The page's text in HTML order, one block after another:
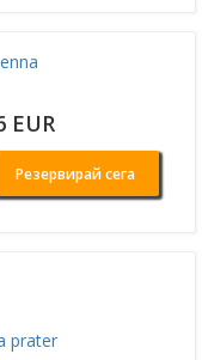
EUR
Резервирай сега
prater